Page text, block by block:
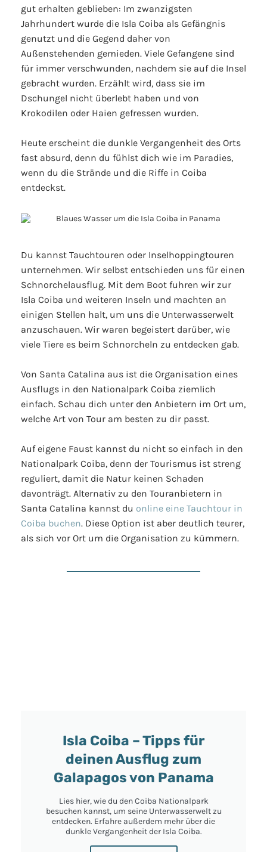
gut erhalten geblieben: Im zwanzigsten
Jahrhundert wurde die Isla Coiba als Gefängnis
genutzt und die Gegend daher von
Außenstehenden gemieden. Viele Gefangene sind
für immer verschwunden, nachdem sie auf die Insel
gebracht wurden. Erzählt wird, dass sie im
Dschungel nicht überlebt haben und von
Krokodilen oder Haien gefressen wurden.
Heute erscheint die dunkle Vergangenheit des Orts
fast absurd, denn du fühlst dich wie im Paradies,
wenn du die Strände und die Riffe in Coiba
entdeckst.
Du kannst Tauchtouren oder Inselhoppingtouren
unternehmen. Wir selbst entschieden uns für einen
Schnorchelausflug. Mit dem Boot fuhren wir zur
Isla Coiba und weiteren Inseln und machten an
einigen Stellen halt, um uns die Unterwasserwelt
anzuschauen. Wir waren begeistert darüber, wie
viele Tiere es beim Schnorcheln zu entdecken gab.
Von Santa Catalina aus ist die Organisation eines
Ausflugs in den Nationalpark Coiba ziemlich
einfach. Schau dich unter den Anbietern im Ort um,
welche Art von Tour am besten zu dir passt.
Auf eigene Faust kannst du nicht so einfach in den
Nationalpark Coiba, denn der Tourismus ist streng
reguliert, damit die Natur keinen Schaden
davonträgt. Alternativ zu den Touranbietern in
Santa Catalina kannst du online eine Tauchtour in
Coiba buchen. Diese Option ist aber deutlich teurer,
als sich vor Ort um die Organisation zu kümmern.
Isla Coiba – Tipps für
deinen Ausflug zum
Galapagos von Panama
Lies hier, wie du den Coiba Nationalpark
besuchen kannst, um seine Unterwasserwelt zu
entdecken. Erfahre außerdem mehr über die
dunkle Vergangenheit der Isla Coiba.